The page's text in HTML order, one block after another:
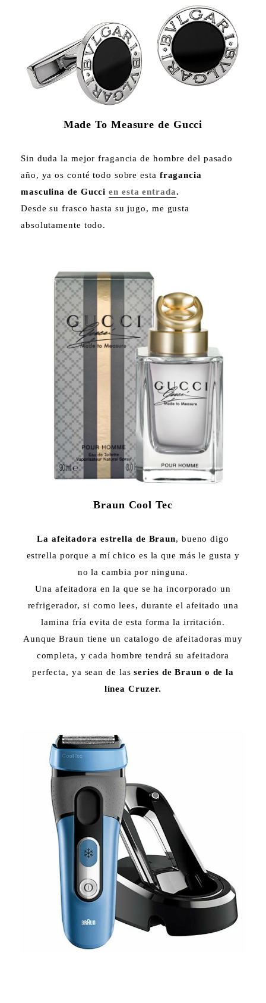
Made To Measure de Gucci
Sin duda la mejor fragancia de hombre del pasado
año, ya os conté todo sobre esta fragancia
masculina de Gucci en esta entrada.
Desde su frasco hasta su jugo, me gusta
absolutamente todo.
Braun Cool Tec
La afeitadora estrella de Braun, bueno digo
estrella porque a mí chico es la que más le gusta y
no la cambia por ninguna.
Una afeitadora en la que se ha incorporado un
refrigerador, si como lees, durante el afeitado una
lamina fría evita de esta forma la irritación.
Aunque Braun tiene un catalogo de afeitadoras muy
completa, y cada hombre tendrá su afeitadora
perfecta, ya sean de lasseries de Braun o de la
línea Cruzer.